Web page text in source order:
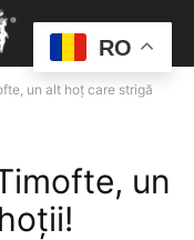
un alt hoț care strigă
un
RO